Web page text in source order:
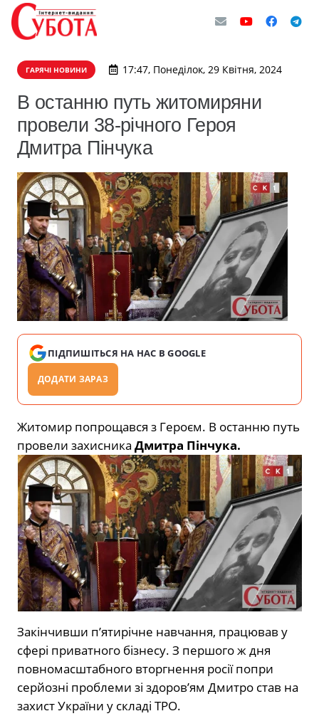
ГАРЯЧІ НОВИНИ 17:47, Понеділок, 29 Квітня, 2024
В останню путь житомиряни
провели 38-річного Героя
Дмитра Пінчука
ПІДПИШІТЬСЯ НА НАС В GOOGLE
ДОДАТИ ЗАРАЗ
Житомир попрощався з Героєм. В останню путь
провели захисника Дмитра Пінчука.
Закінчивши п’ятирічне навчання, працював у
сфері приватного бізнесу. З першого ж дня
повномасштабного вторгнення росії попри
серйозні проблеми зі здоров’ям Дмитро став на
захист України у складі ТРО.